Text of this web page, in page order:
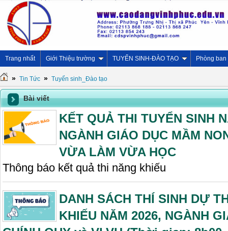
Trang nhất Giới Thiệu trường TUYỂN SINH-ĐÀO TẠO Phòng ban
» Tin Tức » Tuyển sinh_Đào tạo
Bài viết
KẾT QUẢ THI TUYỂN SINH
NGÀNH GIÁO DỤC MẦM
VỪA LÀM VỪA HỌC
Thông báo kết quả thi năng khiếu
DANH SÁCH THÍ SINH DỰ
KHIẾU NĂM 2026, NGÀNH